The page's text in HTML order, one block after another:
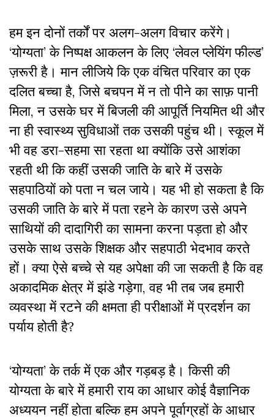
हम इन दोनों तर्कों पर अलग-अलग विचार करेंगे।
‘योग्यता’ के निष्पक्ष आकलन के लिए ‘लेवल प्लेयिंग फील्ड’
ज़रूरी है। मान लीजिये कि एक वंचित परिवार का एक
दलित बच्चा है, जिसे बचपन में न तो पीने का साफ़ पानी
मिला, न उसके घर में बिजली की आपूर्ति नियमित थी और
ना ही स्वास्थ्य सुविधाओं तक उसकी पहुंच थी। स्कूल में
भी वह डरा-सहमा सा रहता था क्योंकि उसे आशंका
रहती थी कि कहीं उसकी जाति के बारे में उसके
सहपाठियों को पता न चल जाये। यह भी हो सकता है कि
उसकी जाति के बारे में पता रहने के कारण उसे अपने
साथियों की दादागिरी का सामना करना पड़ता हो और
उसके साथ उसके शिक्षक और सहपाठी भेदभाव करते
हों। क्या ऐसे बच्चे से यह अपेक्षा की जा सकती है कि वह
अकादमिक क्षेत्र में झंडे गड़ेगा, वह भी तब जब हमारी
व्यवस्था में रटने की क्षमता ही परीक्षाओं में प्रदर्शन का
पर्याय होती है?
‘योग्यता’ के तर्क में एक और गड़बड़ है। किसी की
योग्यता के बारे में हमारी राय का आधार कोई वैज्ञानिक
अध्ययन नहीं होता बल्कि हम अपने पूर्वाग्रहों के आधार